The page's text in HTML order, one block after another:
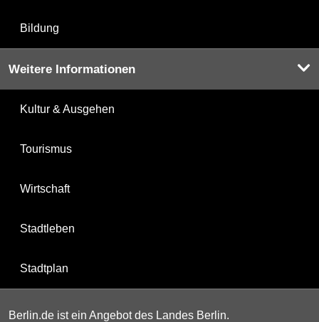
Bildung
Weitere Informationen
Kultur & Ausgehen
Tourismus
Wirtschaft
Stadtleben
Stadtplan
Berlin.de ist ein Angebot des Landes Berlin.